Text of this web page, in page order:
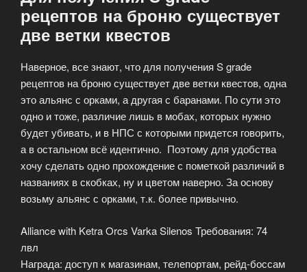
рецептов на броню существует
две ветки квестов
Наверное, все знают, что для получения S grade
рецептов на броню существует две ветки квестов, одна
это альянс с орками, а другая с баранами. По сути это
одно и тоже, различие лишь в мобах, которых нужно
будет убивать, и в НПС с которыми придется говорить,
а в остальном всё идентично. Поэтому для удобства
хочу сделать одно прохождение с пометкой различий в
названиях в скобках, ну и цветом наверно. За основу
возьму альянс с орками, т.к. более привычно.
Alliance with Ketra Orcs Varka Silenos Требования: 74
лвл
Награда: доступ к магазинам, телепортам, рейд-боссам